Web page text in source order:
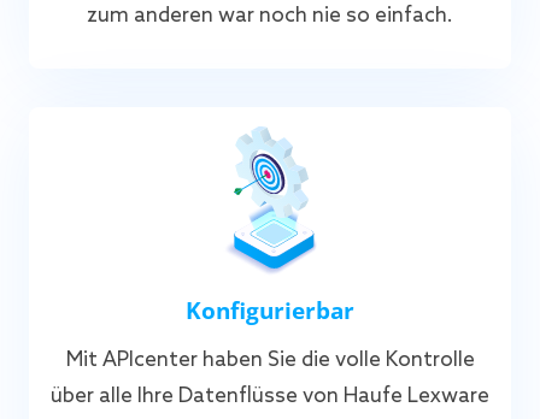
zum anderen war noch nie so einfach.
Konfigurierbar
Mit APIcenter haben Sie die volle Kontrolle
über alle Ihre Datenflüsse von Haufe Lexware